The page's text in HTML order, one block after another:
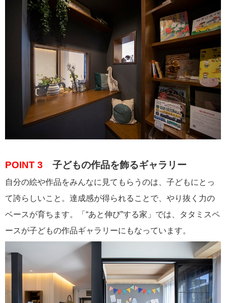
POINT 3 子どもの作品を飾るギャラリー
自分の絵や作品をみんなに見てもらうのは、子どもにとっ
て誇らしいこと。達成感が得られることで、やり抜く力の
ベースが育ちます。「“あと伸び”する家」では、タタミスペ
ースが子どもの作品ギャラリーにもなっています。